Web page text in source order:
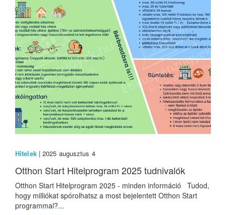
Hitelek| 2025 augusztus 4
Otthon Start Hitelprogram 2025 tudnivalók
Otthon Start Hitelprogram 2025 - minden információ Tudod,
hogy milliókat spórolhatsz a most bejelentett Otthon Start
programmal?...